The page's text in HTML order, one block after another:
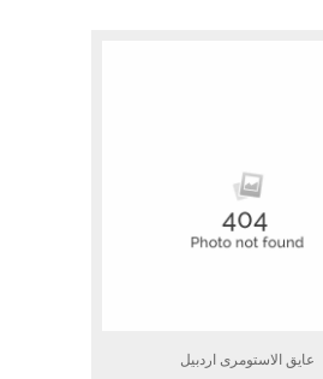
عایق الاستومری اردبیل